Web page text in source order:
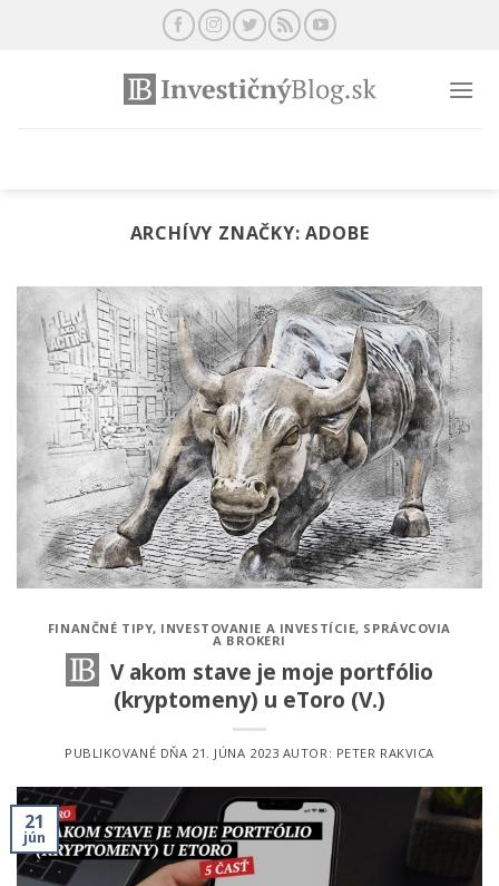
ARCHÍVY ZNAČKY:ADOBE
FINANČNÉ TIPY, INVESTOVANIE A INVESTÍCIE, SPRÁVCOVIA
A BROKERI
V akom stave je moje portfólio
(kryptomeny) u eToro (V.)
PUBLIKOVANÉ DŇA 21. JÚNA 2023 AUTOR: PETER RAKVICA
21
jún